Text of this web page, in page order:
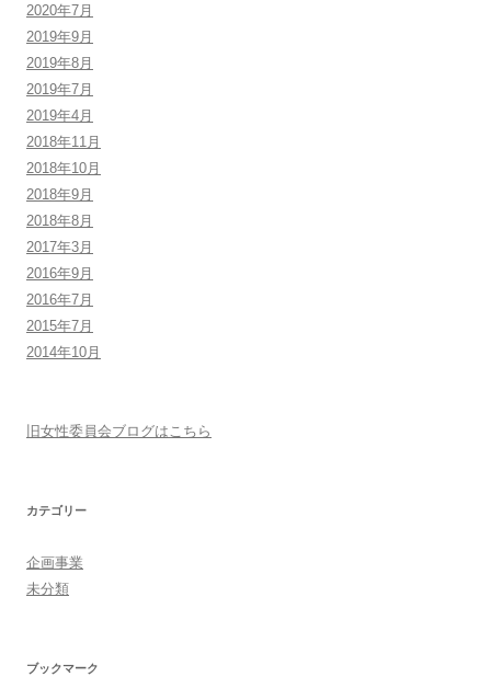
2020年7月
2019年9月
2019年8月
2019年7月
2019年4月
2018年11月
2018年10月
2018年9月
2018年8月
2017年3月
2016年9月
2016年7月
2015年7月
2014年10月
旧女性委員会ブログはこちら
カテゴリー
企画事業
未分類
ブックマーク